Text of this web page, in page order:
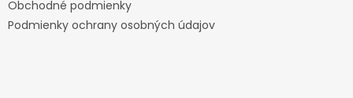
Obchodné podmienky
Podmienky ochrany osobných údajov